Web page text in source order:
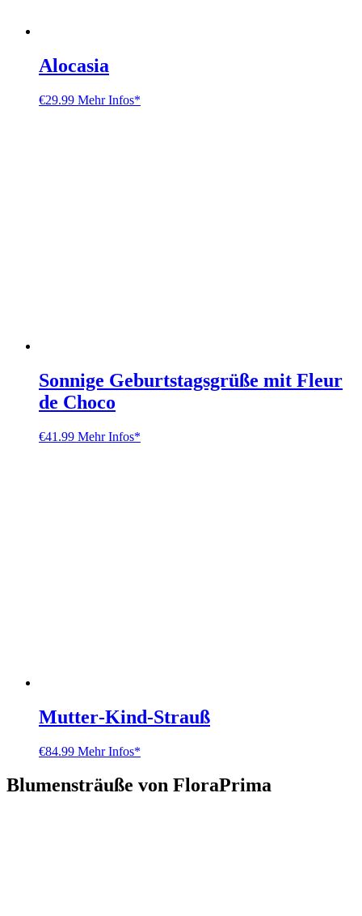
Alocasia
€29.99 Mehr Infos*
Sonnige Geburtstagsgrüße mit Fleur
de Choco
€41.99 Mehr Infos*
Mutter‑Kind‑Strauß
€84.99 Mehr Infos*
Blumensträuße von FloraPrima